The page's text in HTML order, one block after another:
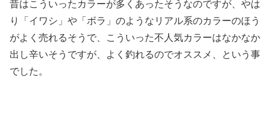
昔はこういったカラーが多くあったそうなのですが、やは
り「イワシ」や「ボラ」のようなリアル系のカラーのほう
がよく売れるそうで、こういった不人気カラーはなかなか
出し辛いそうですが、よく釣れるのでオススメ、という事
でした。